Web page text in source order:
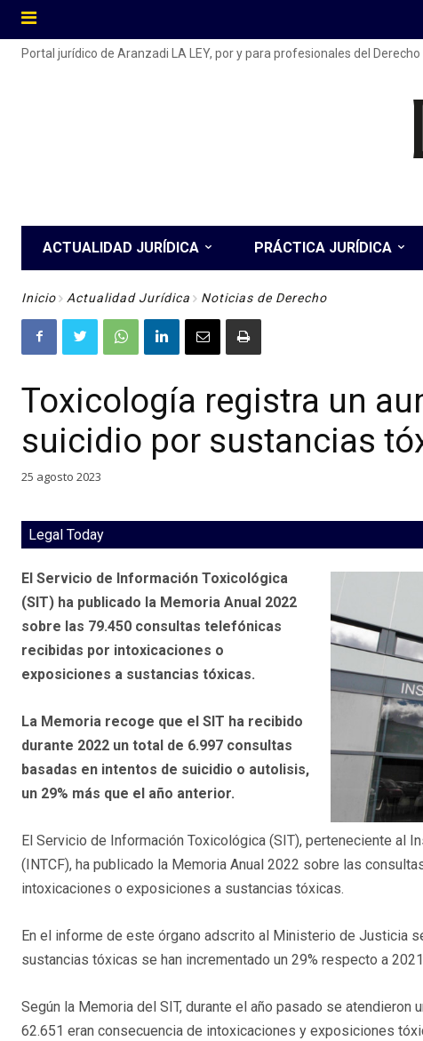
Portal jurídico de Aranzadi LA LEY, por y para profesionales del Derecho
ACTUALIDAD JURÍDICA PRÁCTICA JURÍDICA
Inicio Actualidad Jurídica Noticias de Derecho
Toxicología registra un
suicidio por sustancias
25 agosto 2023
Legal Today
El Servicio de Información Toxicológica
(SIT) ha publicado la Memoria Anual 2022
sobre las 79.450 consultas telefónicas
recibidas por intoxicaciones o
exposiciones a sustancias tóxicas.
La Memoria recoge que el SIT ha recibido
durante 2022 un total de 6.997 consultas
basadas en intentos de suicidio o autolisis,
un 29% más que el año anterior.
El Servicio de Información Toxicológica (SIT), perteneciente al
(INTCF), ha publicado la Memoria Anual 2022 sobre las
intoxicaciones o exposiciones a sustancias tóxicas.
En el informe de este órgano adscrito al Ministerio de Justicia
sustancias tóxicas se han incrementado un 29% respecto a
Según la Memoria del SIT, durante el año pasado se
62.651 eran consecuencia de intoxicaciones y exposiciones